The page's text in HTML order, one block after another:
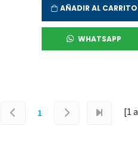
AÑADIR AL CARRITO
WHATSAPP
1 [1 a